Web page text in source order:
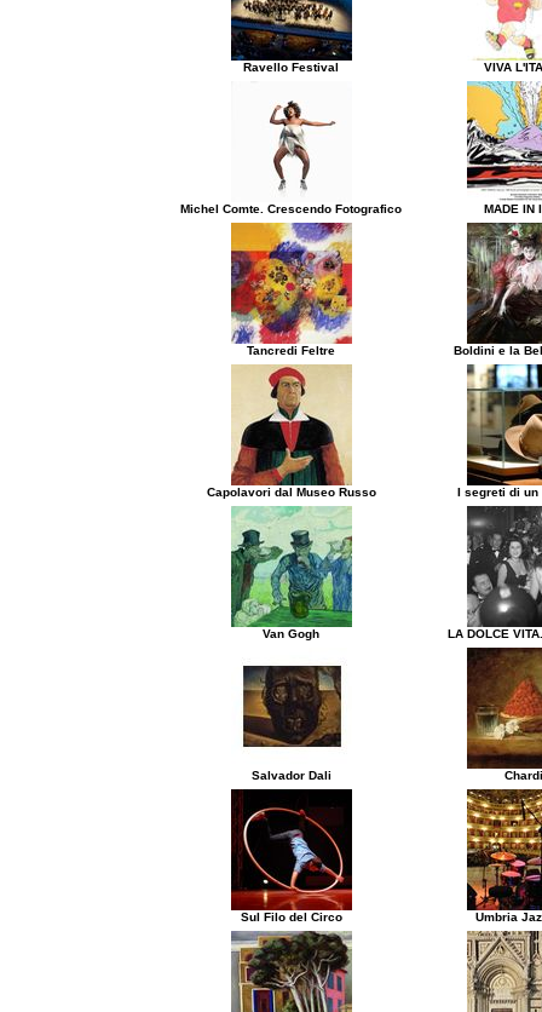
Ravello Festival VIVA
Michel Comte. Crescendo Fotografico MADE IN
Tancredi Feltre Boldini e la
Capolavori dal Museo Russo I segreti di un
Van Gogh LA DOLCE
Salvador Dali
Sul Filo del Circo Umbria